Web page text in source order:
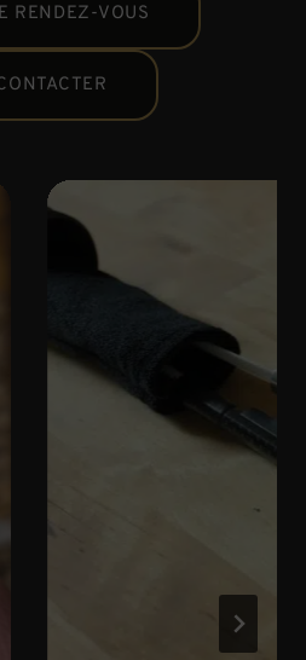
RENDEZ-VOUS